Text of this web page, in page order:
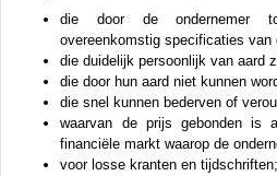
die door de ondernemer
overeenkomstig specificaties van
die duidelijk persoonlijk van aard
die door hun aard niet kunnen
die snel kunnen bederven of
waarvan de prijs gebonden is
financiële markt waarop de
voor losse kranten en tijdschriften;